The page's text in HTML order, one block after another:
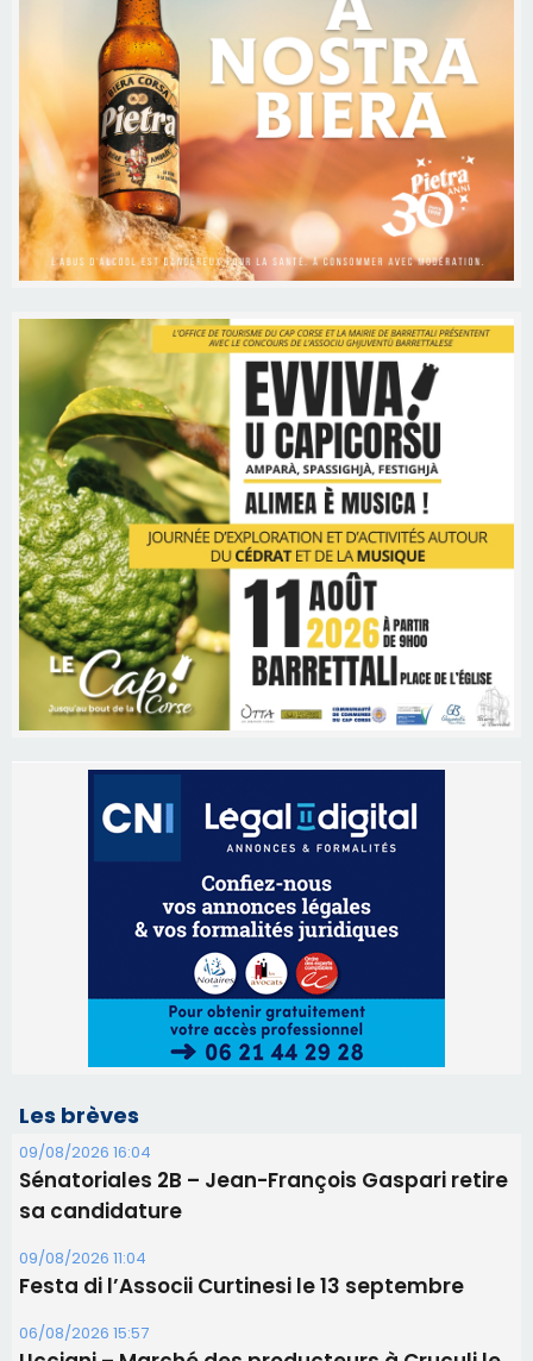
Les brèves
Sénatoriales 2B – Jean-François Gaspari retire
sa candidature
Festa di l’Associi Curtinesi le 13 septembre
11 août
06/08/2026 15:25
Corte – L’association A Nuciola organise une
projection sous les étoiles
06/08/2026 15:04
Alata - Soirée Tango Argentin au stade de San
Benedetto